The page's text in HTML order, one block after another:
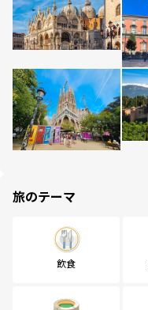
旅のテーマ
飲食